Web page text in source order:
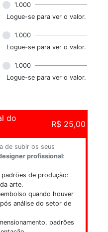
1.000
Logue-se para ver o valor.
1.000
Logue-se para ver o valor.
1.000
Logue-se para ver o valor.
do
R$ 25,00
de subir os seus
profissional:
de produção:
arte.
quando houver
análise do setor de
padrões